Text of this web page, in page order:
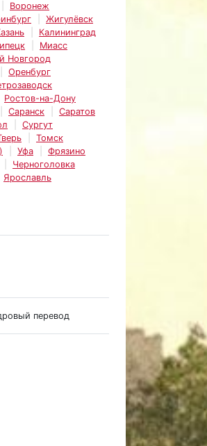
Воронеж
Жигулёвск
Калининград
Миасс
Новгород
Оренбург
Ростов-на-Дону
Саранск
Саратов
Сургут
Томск
Уфа
Фрязино
Черноголовка
Ярославль
перевод